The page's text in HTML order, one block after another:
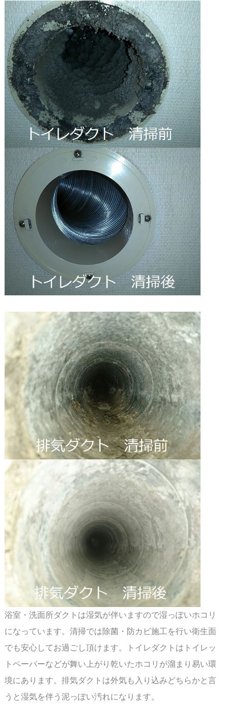
浴室・洗面所ダクトは湿気が伴いますので湿っぽいホコリ
になっています。清掃では除菌・ 防カビ施工を行い衛生面
でも安心してお過ごし頂けます。トイレダクトはトイレッ
トペーパーなどが舞い上がり乾いたホコリが溜まり易い環
境にあります。排気ダクトは外気も入り込みどちらかと言
うと湿気を伴う泥っぽい汚れになります。